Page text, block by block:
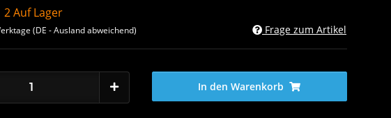
2 Auf Lager
(DE - Ausland abweichend) Frage zum Artikel
In den Warenkorb